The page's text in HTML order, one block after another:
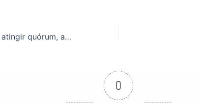
Apesar de não atingir quórum, assembleia discute Campanha Salarial e atualização do Estatuto
0